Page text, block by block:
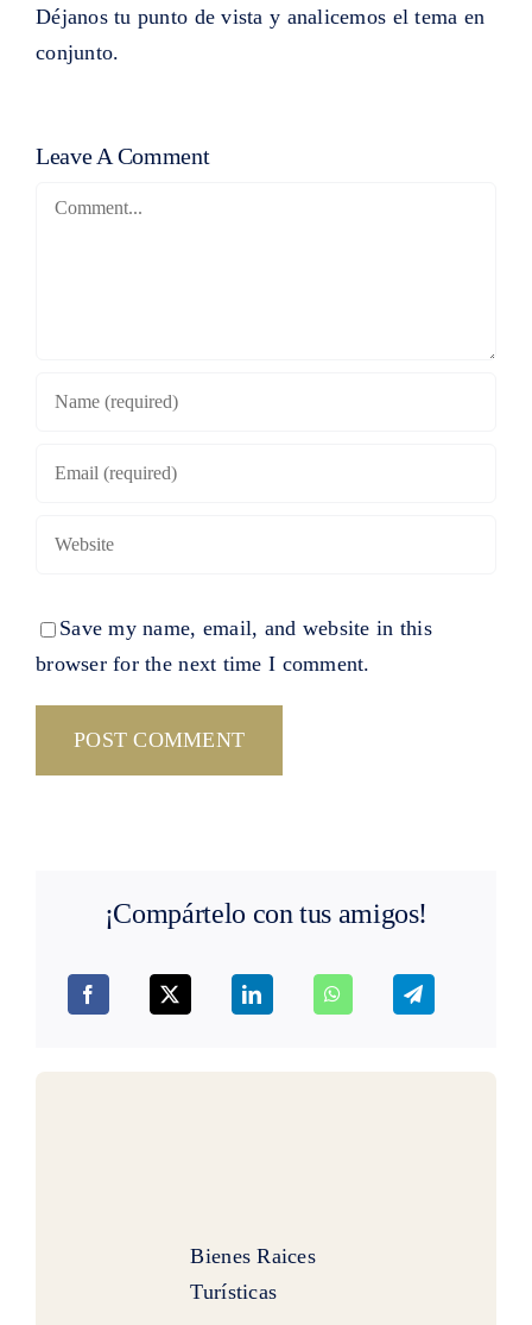
¡Compártelo con tus amigos!
Déjanos tu punto de vista y analicemos el tema en
conjunto.
Leave A Comment
Comment
Save my name, email, and website in this
browser for the next time I comment.
Bienes Raices
Turísticas